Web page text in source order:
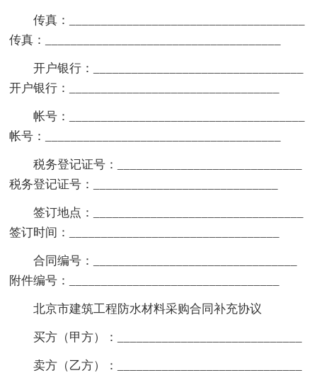
传真：_____________________________________
传真：_____________________________________
开户银行：_________________________________
开户银行：_________________________________
帐号：_____________________________________
帐号：_____________________________________
税务登记证号：_____________________________
税务登记证号：_____________________________
签订地点：_________________________________
签订时间：_________________________________
合同编号：________________________________
附件编号：_________________________________
北京市建筑工程防水材料采购合同补充协议
买方（甲方）：_____________________________
卖方（乙方）：_____________________________